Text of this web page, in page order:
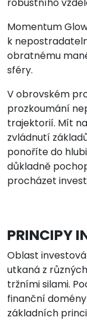
Momentum
k
obratnému
sféry.
V obrovském
prozkoumání
trajektorií. Mít
zvládnutí
ponoříte do
důkladně
procházet
PRINCIPY
Oblast
utkaná z
tržními silami.
finanční
základních